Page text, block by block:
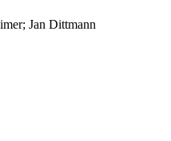
Jan Dittmann